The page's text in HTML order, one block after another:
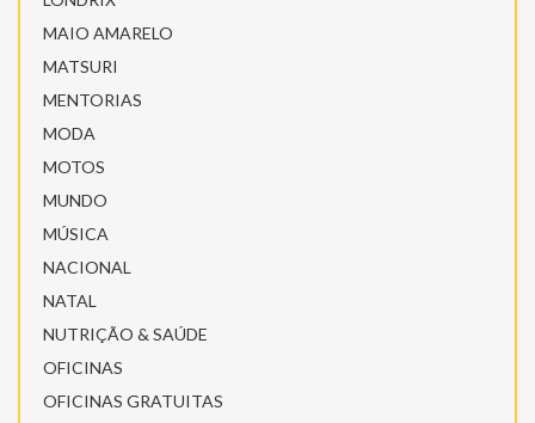
MAIO AMARELO
MATSURI
MENTORIAS
MODA
MOTOS
MUNDO
MÚSICA
NACIONAL
NATAL
NUTRIÇÃO & SAÚDE
OFICINAS
OFICINAS GRATUITAS